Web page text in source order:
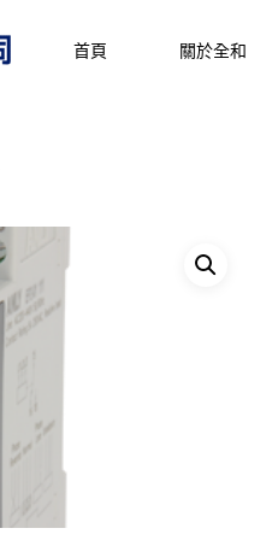
首頁 關於全和